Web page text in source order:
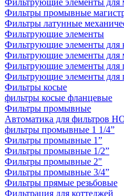
Фильтры промывные
Фильтры латунные
Фильтрующие элементы
Фильтрующие элементы для
Фильтрующие элементы для
Фильтрующие элементы для
Фильтрующие элементы для
Фильтры косые
фильтры косые фланцевые
Фильтры промывные
Автоматика для фильтров
фильтры промывные 1 1/4”
Фильтры промывные 1”
Фильтры промывные 1/2”
Фильтры промывные 2"
Фильтры промывные 3/4”
Фильтры прямые резьбовые
Фильтрация для коттеджей